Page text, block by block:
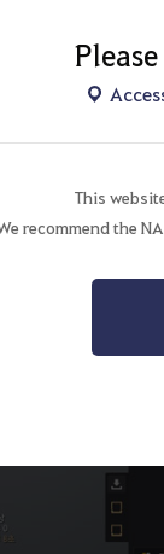
This
recommend the
심화 카테고리를